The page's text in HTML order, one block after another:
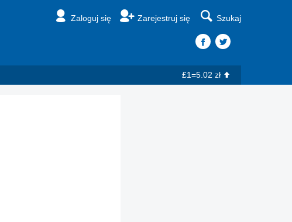
Zaloguj się Zarejestruj się Szukaj
£1=5.02 zł